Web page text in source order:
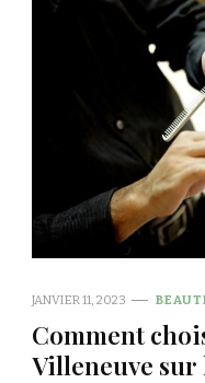
JANVIER 11, 2023
Comment
Villeneuve sur